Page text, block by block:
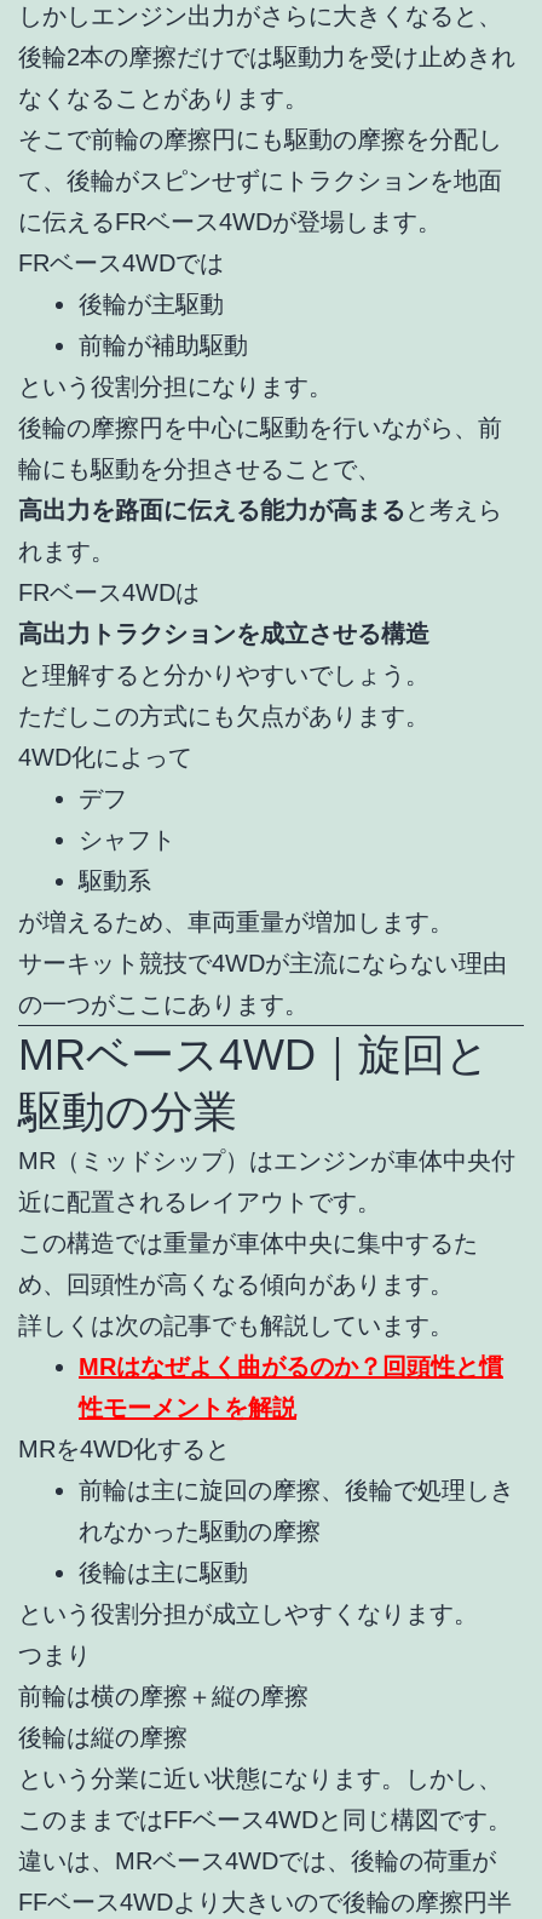
しかしエンジン出力がさらに大きくなると、
後輪2本の摩擦だけでは駆動力を受け止めきれ
なくなることがあります。
そこで前輪の摩擦円にも駆動の摩擦を分配し
て、後輪がスピンせずにトラクションを地面
に伝えるFRベース4WDが登場します。
FRベース4WDでは
後輪が主駆動
前輪が補助駆動
という役割分担になります。
後輪の摩擦円を中心に駆動を行いながら、前
輪にも駆動を分担させることで、
高出力を路面に伝える能力が高まる と考えら
れます。
FRベース4WDは
高出力トラクションを成立させる構造
と理解すると分かりやすいでしょう。
ただしこの方式にも欠点があります。
4WD化によって
デフ
シャフト
駆動系
が増えるため、車両重量が増加します。
サーキット競技で4WDが主流にならない理由
の一つがここにあります。
MRベース4WD｜旋回と
駆動の分業
MR（ミッドシップ）はエンジンが車体中央付
近に配置されるレイアウトです。
この構造では重量が車体中央に集中するた
め、回頭性が高くなる傾向があります。
詳しくは次の記事でも解説しています。
MRはなぜよく曲がるのか？回頭性と慣
性モーメントを解説
MRを4WD化すると
前輪は主に旋回の摩擦、後輪で処理しき
れなかった駆動の摩擦
後輪は主に駆動
という役割分担が成立しやすくなります。
つまり
前輪は横の摩擦＋縦の摩擦
後輪は縦の摩擦
という分業に近い状態になります。しかし、
このままではFFベース4WDと同じ構図です。
違いは、MRベース4WDでは、後輪の荷重が
FFベース4WDより大きいので後輪の摩擦円半